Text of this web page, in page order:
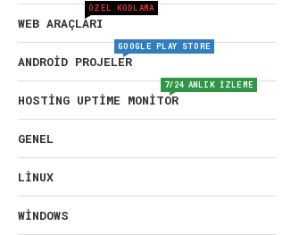
WEB ARAÇLARI
ÖZEL KODLAMA
ANDROID PROJELER
GOOGLE PLAY STORE
HOSTING UPTIME MONITOR
7/24 ANLIK İZLEME
GENEL
LINUX
WINDOWS